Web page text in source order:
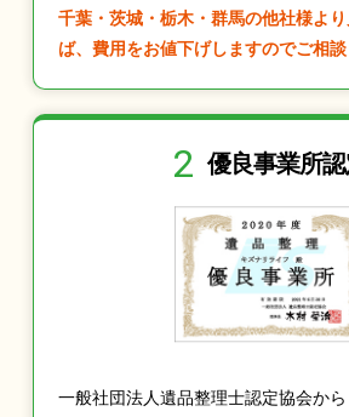
千葉・茨城・栃木・群馬の他社様よ
ば、費用をお値下げしますのでご相談
2 優良事業所
一般社団法人遺品整理士認定協会か